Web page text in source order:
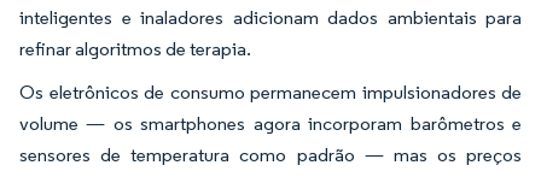
inteligentes e inaladores adicionam dados ambientais para
refinar algoritmos de terapia.
Os eletrônicos de consumo permanecem impulsionadores de
volume — os smartphones agora incorporam barômetros e
sensores de temperatura como padrão — mas os preços